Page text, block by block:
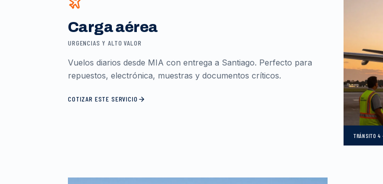
TRÁNSITO4
Carga aérea
URGENCIAS Y ALTO VALOR
Vuelos diarios desde MIA con entrega a Santiago. Perfecto para
repuestos, electrónica, muestras y documentos críticos.
COTIZAR ESTE SERVICIO